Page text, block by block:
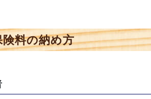
料の納め方